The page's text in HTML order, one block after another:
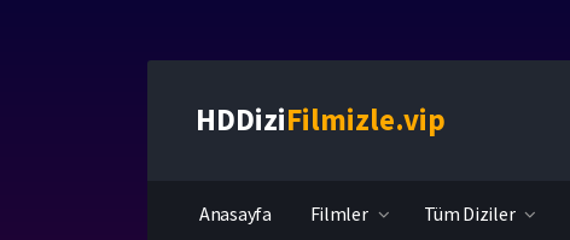
HDDiziFilmizle.vip
Anasayfa Filmler Tüm Diziler